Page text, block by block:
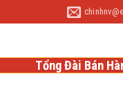
Tổng Đài Bán